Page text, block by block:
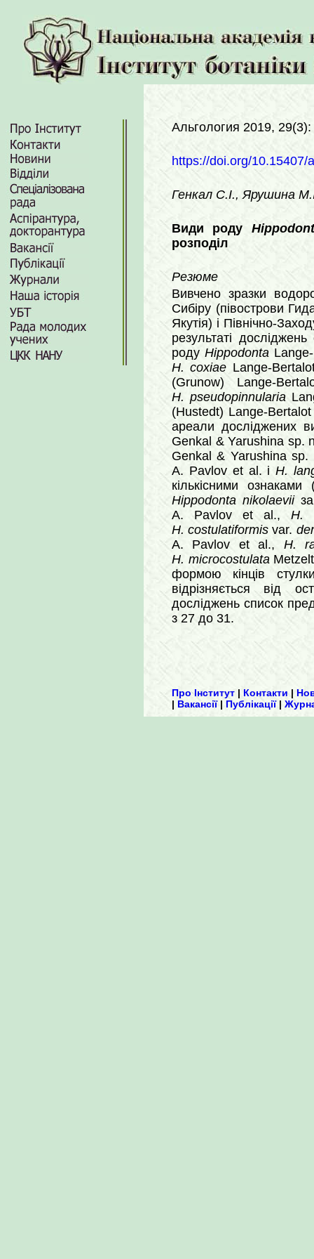
Альгология 2019,
https://doi.org/10.15407/
Генкал С.І., Ярушина
Види роду
розподіл
Резюме
Вивчено зразки
Сибіру (півострови
Якутія) і Північно-
результаті
родуHippodonta
H. coxiae Lange-
(Grunow) Lange-
H. pseudopinnularia
(Hustedt) Lange-
ареали досліджених
Genkal & Yarushina sp.
Genkal & Yarushina
A. Pavlov et al. іH.
кількісними
Hippodonta nikolaeviiза
A. Pavlov et al.,H.
H. costulatiformis var.
A. Pavlov et al., H.
H. microcostulata
формою кінців
відрізняється від
досліджень список
з 27 до 31.
Про Інститут | Контакти |
| Вакансії| Публікації|